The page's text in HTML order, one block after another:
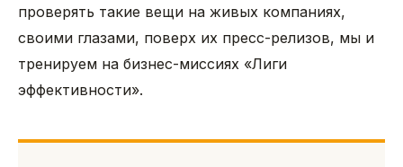
проверять такие вещи на живых компаниях,
своими глазами, поверх их пресс-релизов, мы и
тренируем на бизнес-миссиях «Лиги
эффективности».